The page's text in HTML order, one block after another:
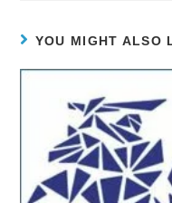
YOU MIGHT ALSO